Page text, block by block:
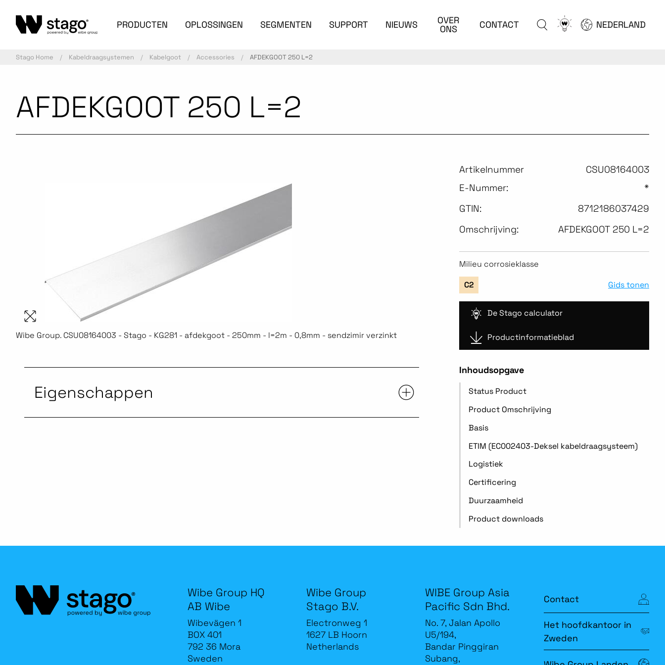
PRODUCTEN OPLOSSINGEN SEGMENTEN SUPPORT NIEUWS OVER
ONS CONTACT
Go
to
NEDERLAND
Stago Home Kabeldraagsystemen Kabelgoot Accessories AFDEKGOOT 250 L=2
AFDEKGOOT 250 L=2
Wibe Group. CSU08164003 - Stago - KG281 - afdekgoot - 250mm - l=2m - 0,8mm - sendzimir verzinkt
Eigenschappen
Artikelnummer
CSU08164003
E-Nummer:
*
GTIN:
8712186037429
Omschrijving:
AFDEKGOOT 250 L=2
Milieu corrosieklasse
C2 Gids tonen
De Stago calculator
Productinformatieblad
Inhoudsopgave
Status Product
Product Omschrijving
Basis
ETIM (EC002403-Deksel kabeldraagsysteem)
Logistiek
Certificering
Duurzaamheid
Product downloads
Wibe Group HQ
AB Wibe
Wibevägen 1
BOX 401
792 36 Mora
Sweden
Wibe Group
Stago B.V.
Electronweg 1
1627 LB Hoorn
Netherlands
WIBE Group Asia
Pacific Sdn Bhd.
No. 7, Jalan Apollo
U5/194,
Bandar Pinggiran
Subang,
Contact
Het hoofdkantoor in
Zweden